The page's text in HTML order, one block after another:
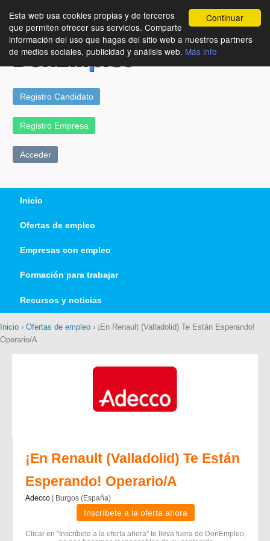
Continuar
Esta web usa cookies propias y de terceros
que permiten ofrecer sus servicios. Comparte
información del uso que hagas del sitio web a nuestros partners
de medios sociales, publicidad y análisis web. Más info
Registro Candidato
Registro Empresa
Acceder
Inicio
Ofertas de empleo
Empresas con empleo
Formación para trabajar
Recursos y noticias
Inicio › Ofertas de empleo › ¡En Renault (Valladolid) Te Están Esperando!
Operario/A
¡En Renault (Valladolid) Te Están
Esperando! Operario/A
Adecco | Burgos (España)
Inscríbete a la oferta ahora
Clicar en "Inscríbete a la oferta ahora" te lleva fuera de DonEmpleo,